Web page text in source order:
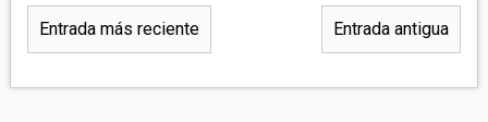
Entrada más reciente Entrada antigua